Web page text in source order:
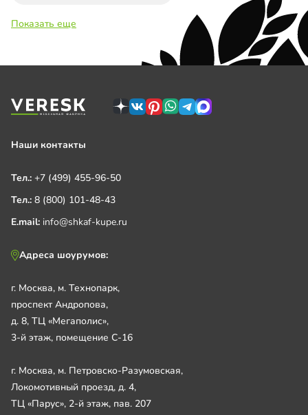
Показать еще
Наши контакты
Тел.: +7 (499) 455-96-50
Тел.: 8 (800) 101-48-43
E.mail: info@shkaf-kupe.ru
Адреса шоурумов:
г. Москва, м. Технопарк,
проспект Андропова,
д. 8, ТЦ «Мегаполис»,
3-й этаж, помещение С-16
г. Москва, м. Петровско-Разумовская,
Локомотивный проезд, д. 4,
ТЦ «Парус», 2-й этаж, пав. 207